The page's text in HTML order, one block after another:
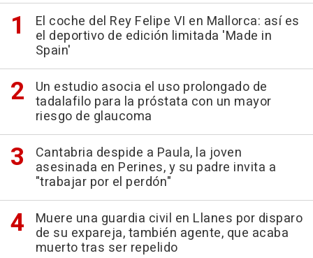
El coche del Rey Felipe VI en Mallorca: así es
el deportivo de edición limitada 'Made in
Spain'
Un estudio asocia el uso prolongado de
tadalafilo para la próstata con un mayor
riesgo de glaucoma
Cantabria despide a Paula, la joven
asesinada en Perines, y su padre invita a
"trabajar por el perdón"
Muere una guardia civil en Llanes por disparo
de su expareja, también agente, que acaba
muerto tras ser repelido